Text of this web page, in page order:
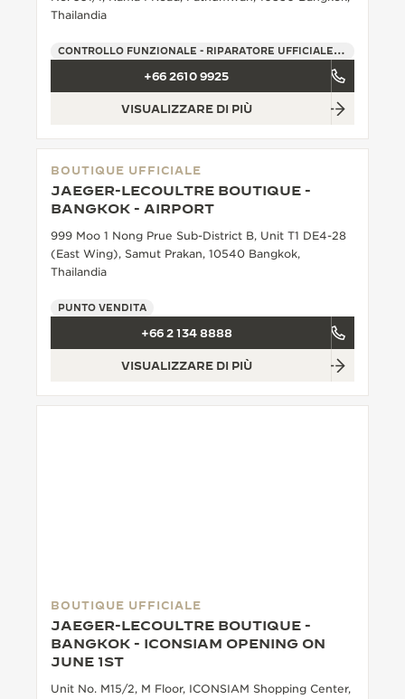
THE STELLAR ODYSSEY
THE PRECISION PIONEER
VEDERE TUTTI GLI EVENTI
Thailandia
CONTROLLO FUNZIONALE - RIPARATORE UFFICIALE - PUNTO VENDITA
+66 2610 9925
VISUALIZZARE DI PIÙ
BOUTIQUE UFFICIALE
JAEGER-LECOULTRE BOUTIQUE -
BANGKOK - AIRPORT
999 Moo 1 Nong Prue Sub-District B, Unit T1 DE4-28
(East Wing), Samut Prakan, 10540 Bangkok,
Thailandia
PUNTO VENDITA
+66 2 134 8888
VISUALIZZARE DI PIÙ
BOUTIQUE UFFICIALE
JAEGER-LECOULTRE BOUTIQUE -
BANGKOK - ICONSIAM OPENING ON
JUNE 1ST
Unit No. M15/2, M Floor, ICONSIAM Shopping Center,